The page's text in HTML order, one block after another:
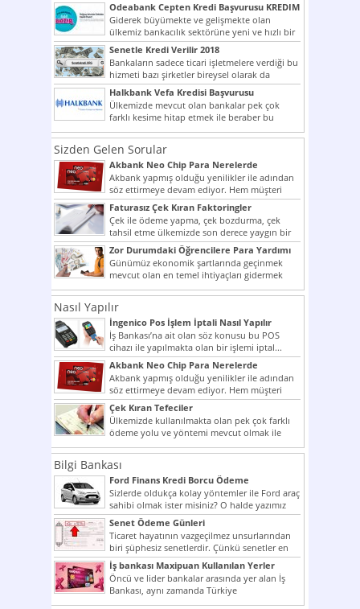
Odeabank Cepten Kredi Başvurusu KREDIM
8444
Giderek büyümekte ve gelişmekte olan
ülkemiz bankacılık sektörüne yeni ve hızlı bir
giriş yapmış olan...
Senetle Kredi Verilir 2018
Bankaların sadece ticari işletmelere verdiği bu
hizmeti bazı şirketler bireysel olarak da
vermektedir. Senetle kredi...
Halkbank Vefa Kredisi Başvurusu
Ülkemizde mevcut olan bankalar pek çok
farklı kesime hitap etmek ile beraber bu
noktada son...
Sizden Gelen Sorular
Akbank Neo Chip Para Nerelerde
Kullanılır?
Akbank yapmış olduğu yenilikler ile adından
söz ettirmeye devam ediyor. Hem müşteri
potansiyelini arttırmak hem...
Faturasız Çek Kıran Faktoringler
Çek ile ödeme yapma, çek bozdurma, çek
tahsil etme ülkemizde son derece yaygın bir
şekilde...
Zor Durumdaki Öğrencilere Para Yardımı
Günümüz ekonomik şartlarında geçinmek
mevcut olan en temel ihtiyaçları gidermek
dahi son derece zor olmak...
Nasıl Yapılır
İngenico Pos İşlem İptali Nasıl Yapılır
İş Bankası’na ait olan söz konusu bu POS
cihazı ile yapılmakta olan bir işlemi iptal...
Akbank Neo Chip Para Nerelerde
Kullanılır?
Akbank yapmış olduğu yenilikler ile adından
söz ettirmeye devam ediyor. Hem müşteri
potansiyelini arttırmak hem...
Çek Kıran Tefeciler
Ülkemizde kullanılmakta olan pek çok farklı
ödeme yolu ve yöntemi mevcut olmak ile
beraber bunlar...
Bilgi Bankası
Ford Finans Kredi Borcu Ödeme
Sizlerde oldukça kolay yöntemler ile Ford araç
sahibi olmak ister misiniz? O halde yazımız
ilginizi...
Senet Ödeme Günleri
Ticaret hayatının vazgeçilmez unsurlarından
biri şüphesiz senetlerdir. Çünkü senetler en
çok kullanılan ödeme araçlarıdır. Taksitler...
İş bankası Maxipuan Kullanılan Yerler
Öncü ve lider bankalar arasında yer alan İş
Bankası, aynı zamanda Türkiye
Cumhuriyeti’nin ilk milli...